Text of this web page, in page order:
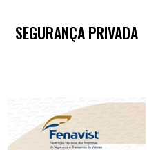
SEGURANÇA PRIVADA